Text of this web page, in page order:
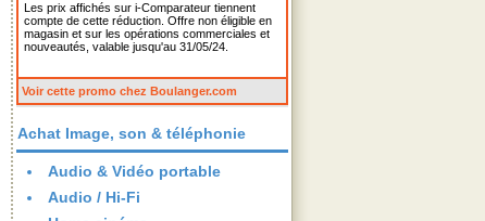
Les prix affichés sur i-Comparateur tiennent
compte de cette réduction. Offre non éligible en
magasin et sur les opérations commerciales et
nouveautés, valable jusqu'au 31/05/24.
Voir cette promo chez Boulanger.com
Achat Image, son & téléphonie
Audio & Vidéo portable
Audio / Hi-Fi